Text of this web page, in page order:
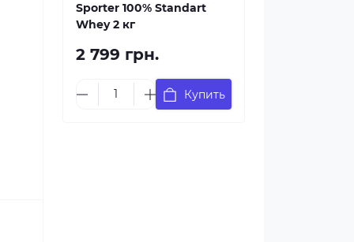
Sporter 100% Standart
Whey 2 кг
2 799 грн.
Купить